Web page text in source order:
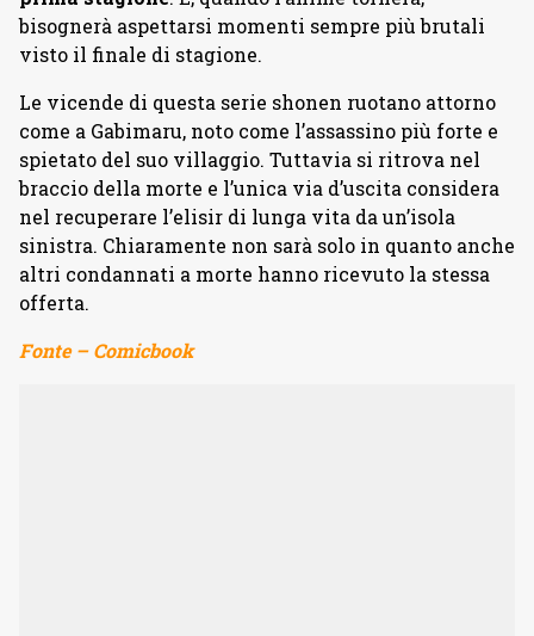
bisognerà aspettarsi momenti sempre più brutali
visto il finale di stagione.
Le vicende di questa serie shonen ruotano attorno
come a Gabimaru, noto come l’assassino più forte e
spietato del suo villaggio. Tuttavia si ritrova nel
braccio della morte e l’unica via d’uscita considera
nel recuperare l’elisir di lunga vita da un’isola
sinistra. Chiaramente non sarà solo in quanto anche
altri condannati a morte hanno ricevuto la stessa
offerta.
Fonte – Comicbook